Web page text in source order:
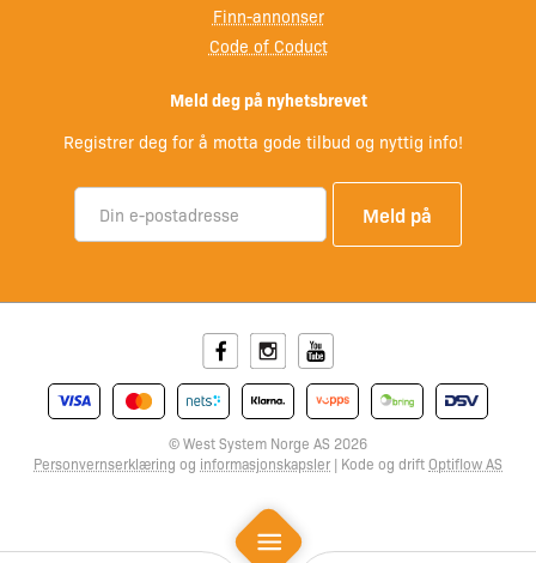
Mobile Menu
Finn-annonser
Code of Coduct
Meld deg på nyhetsbrevet
Registrer deg for å motta gode tilbud og nyttig info!
© West System Norge AS 2026
Personvernserklæring og informasjonskapsler | Kode og driftOptiflow AS
FacebookInstagramYoutube